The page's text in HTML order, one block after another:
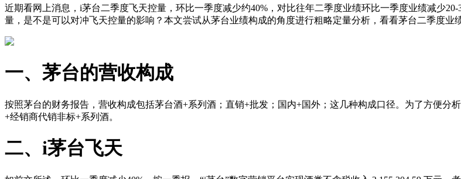
近期看网上消息，i茅台二季度飞天控量，环比一季度减少约40%，对比往年二季度业绩环比一季度业绩减少
量，是不是可以对冲飞天控量的影响？本文尝试从茅台业绩构成的角度进行粗略定量分析，看看茅台二季度业
一、茅台的营收构成
按照茅台的财务报告，营收构成包括茅台酒+系列酒；直销+批发；国内+国外；这几种构成口径。为了方便
+经销商代销非标+系列酒。
二、i茅台飞天